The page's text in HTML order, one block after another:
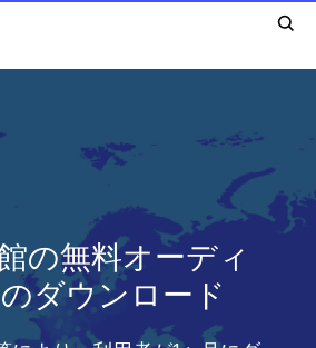
の無料オーディ
ダウンロード